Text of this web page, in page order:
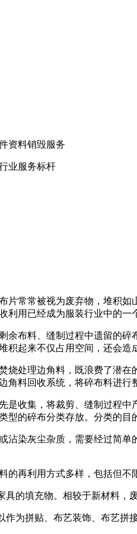
资料销毁服务
业服务标杆
片常常被视为废弃物，堆积
利用已经成为服装行业中的
余布料、缝制过程中遗留的
起来不仅占用空间，还会造
烧处理边角料，既浪费了潜
角料回收系统，将碎布料进行
是收集，将裁剪、缝制过程
型的碎布分类存放。分类的
沾染灰尘杂质，需要经过简
的再利用方式多样，包括但不
的填充物。相较于新材料，
为拼贴、布艺装饰、布艺拼